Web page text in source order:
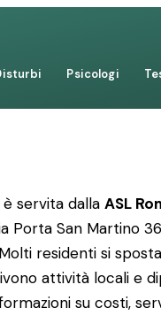
Psicologi
servita dalla ASL
Porta San Martino
residenti si
attività locali e
su costi,